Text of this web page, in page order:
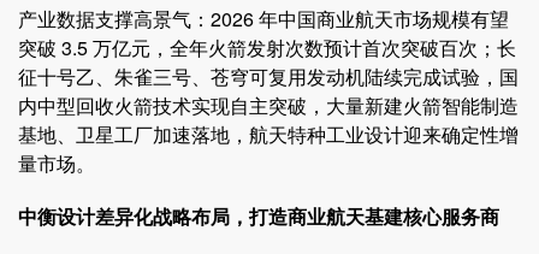
产业数据支撑高景气：2026 年中国商业航天市场规模有望
突破 3.5 万亿元，全年火箭发射次数预计首次突破百次；长
征十号乙、朱雀三号、苍穹可复用发动机陆续完成试验，国
内中型回收火箭技术实现自主突破，大量新建火箭智能制造
基地、卫星工厂加速落地，航天特种工业设计迎来确定性增
量市场。
中衡设计差异化战略布局，打造商业航天基建核心服务商